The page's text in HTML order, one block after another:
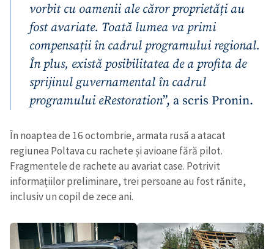
vorbit cu oamenii ale căror proprietăți au
fost avariate. Toată lumea va primi
compensații în cadrul programului regional.
În plus, există posibilitatea de a profita de
sprijinul guvernamental în cadrul
programului eRestoration”, a scris Pronin.
În noaptea de 16 octombrie, armata rusă a atacat
regiunea Poltava cu rachete și avioane fără pilot.
Fragmentele de rachete au avariat case. Potrivit
informațiilor preliminare, trei persoane au fost rănite,
inclusiv un copil de zece ani.